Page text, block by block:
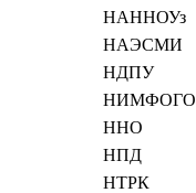
НАННОУз
НАЭСМИ
НДПУ
НИМФОГО
ННО
НПД
НТРК